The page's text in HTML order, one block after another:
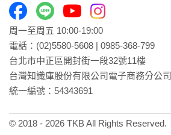
周一至周五 10:00-19:00
電話： (02)5580-5608 | 0985-368-799
台北市中正區開封街一段32號11樓
台灣知識庫股份有限公司電子商務分公司
統一編號：54343691
© 2018 - 2026 TKB All Rights Reserved.